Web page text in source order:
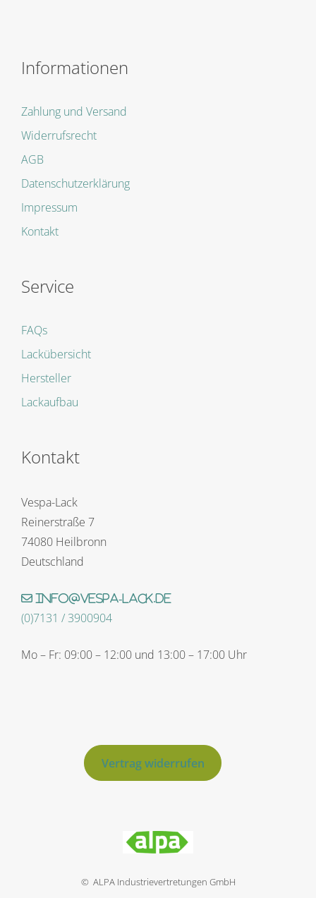
Informationen
Zahlung und Versand
Widerrufsrecht
AGB
Datenschutzerklärung
Impressum
Kontakt
Service
FAQs
Lackübersicht
Hersteller
Lackaufbau
Kontakt
Vespa-Lack
Reinerstraße 7
74080 Heilbronn
Deutschland
info@vespa-lack.de
(0)7131 / 3900904
Mo – Fr: 09:00 – 12:00 und 13:00 – 17:00 Uhr
Vertrag widerrufen
© ALPA Industrievertretungen GmbH